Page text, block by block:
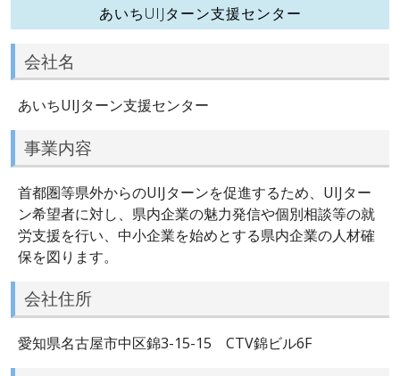
あいちUIJターン支援センター
会社名
あいちUIJターン支援センター
事業内容
首都圏等県外からのUIJターンを促進するため、UIJター
ン希望者に対し、県内企業の魅力発信や個別相談等の就
労支援を行い、中小企業を始めとする県内企業の人材確
保を図ります。
会社住所
愛知県名古屋市中区錦3-15-15 CTV錦ビル6F